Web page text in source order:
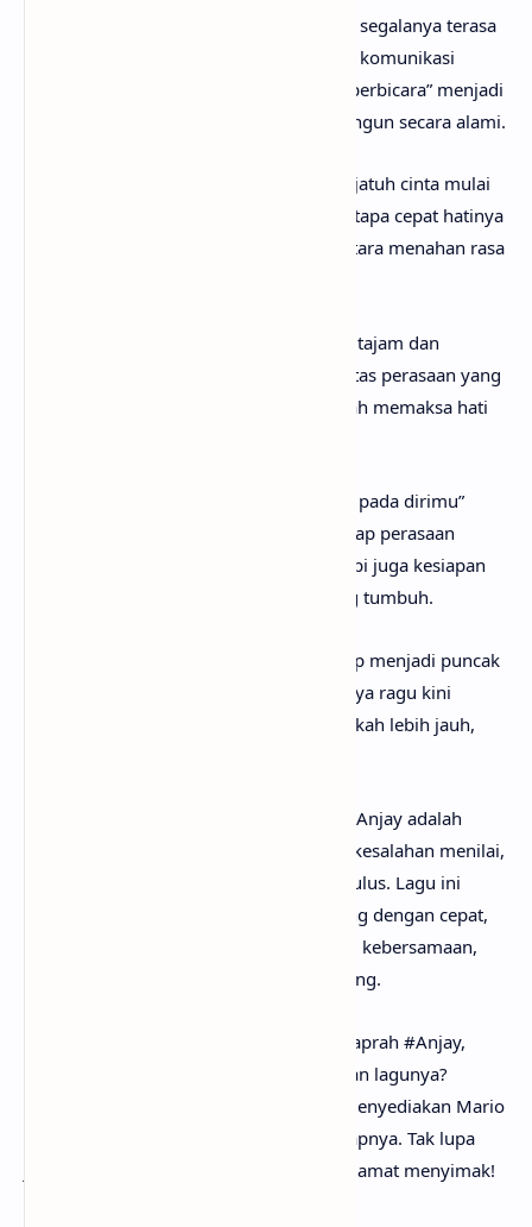
Kebersamaan yang sederhana membuat segalanya terasa
indah seketika. Tanpa perlu banyak kata, komunikasi
terjalin lewat tatapan mata. “Mata yang berbicara” menjadi
simbol kedekatan emosional yang terbangun secara alami.
Meski baru pertemuan kedua, perasaan jatuh cinta mulai
menyeruak. Sang aku lirik menyadari betapa cepat hatinya
terseret, hingga muncul konflik batin antara menahan rasa
Tatapan mata sang pujaan digambarkan tajam dan
menusuk perlahan, menandakan intensitas perasaan yang
semakin sulit dihindari. Tatapan itu seolah memaksa hati
Kalimat “tanggung jawab aku jatuh cinta pada dirimu”
menunjukkan penerimaan penuh terhadap perasaan
tersebut. Bukan sekadar jatuh cinta, tetapi juga kesiapan
untuk bertanggung jawab atas rasa yang tumbuh.
Pertanyaan tentang menjadi teman hidup menjadi puncak
keberanian emosional. Cinta yang awalnya ragu kini
berubah menjadi harapan untuk melangkah lebih jauh,
Secara keseluruhan, lagu Salah Kaprah #Anjay adalah
kisah tentang jatuh cinta yang lahir dari kesalahan menilai,
lalu tumbuh menjadi kekaguman yang tulus. Lagu ini
menggambarkan bahwa cinta bisa datang dengan cepat,
sederhana, dan jujur—cukup lewat tawa, kebersamaan,
dan tatapan mata yang tak bisa berbohong.
Setelah mengetahui makna lagu Salah Kaprah #Anjay,
mungkin kamu ingin segera menyanyikan lagunya?
sudah menyediakan Mario
G Klau - Salah Kaprah #Anjay lirik lengkapnya. Tak lupa
juga beserta musik dan vidio klipnya. Selamat menyimak!